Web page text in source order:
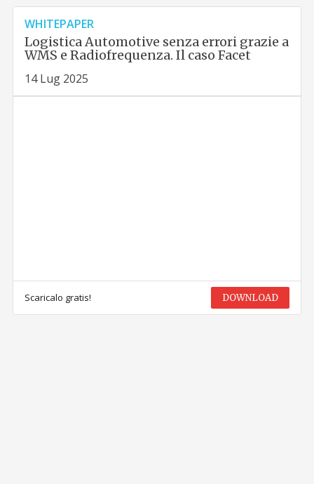
WHITEPAPER
Logistica Automotive senza errori grazie a
WMS e Radiofrequenza. Il caso Facet
14 Lug 2025
Scaricalo gratis! DOWNLOAD